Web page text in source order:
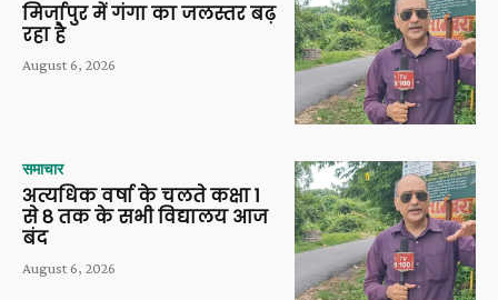
मिर्जापुर में गंगा का जलस्तर बढ़
रहा है
August 6, 2026
समाचार
अत्यधिक वर्षा के चलते कक्षा 1
से 8 तक के सभी विद्यालय आज
बंद
August 6, 2026